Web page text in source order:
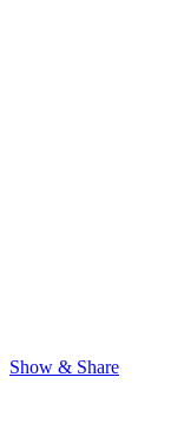
Show & Share